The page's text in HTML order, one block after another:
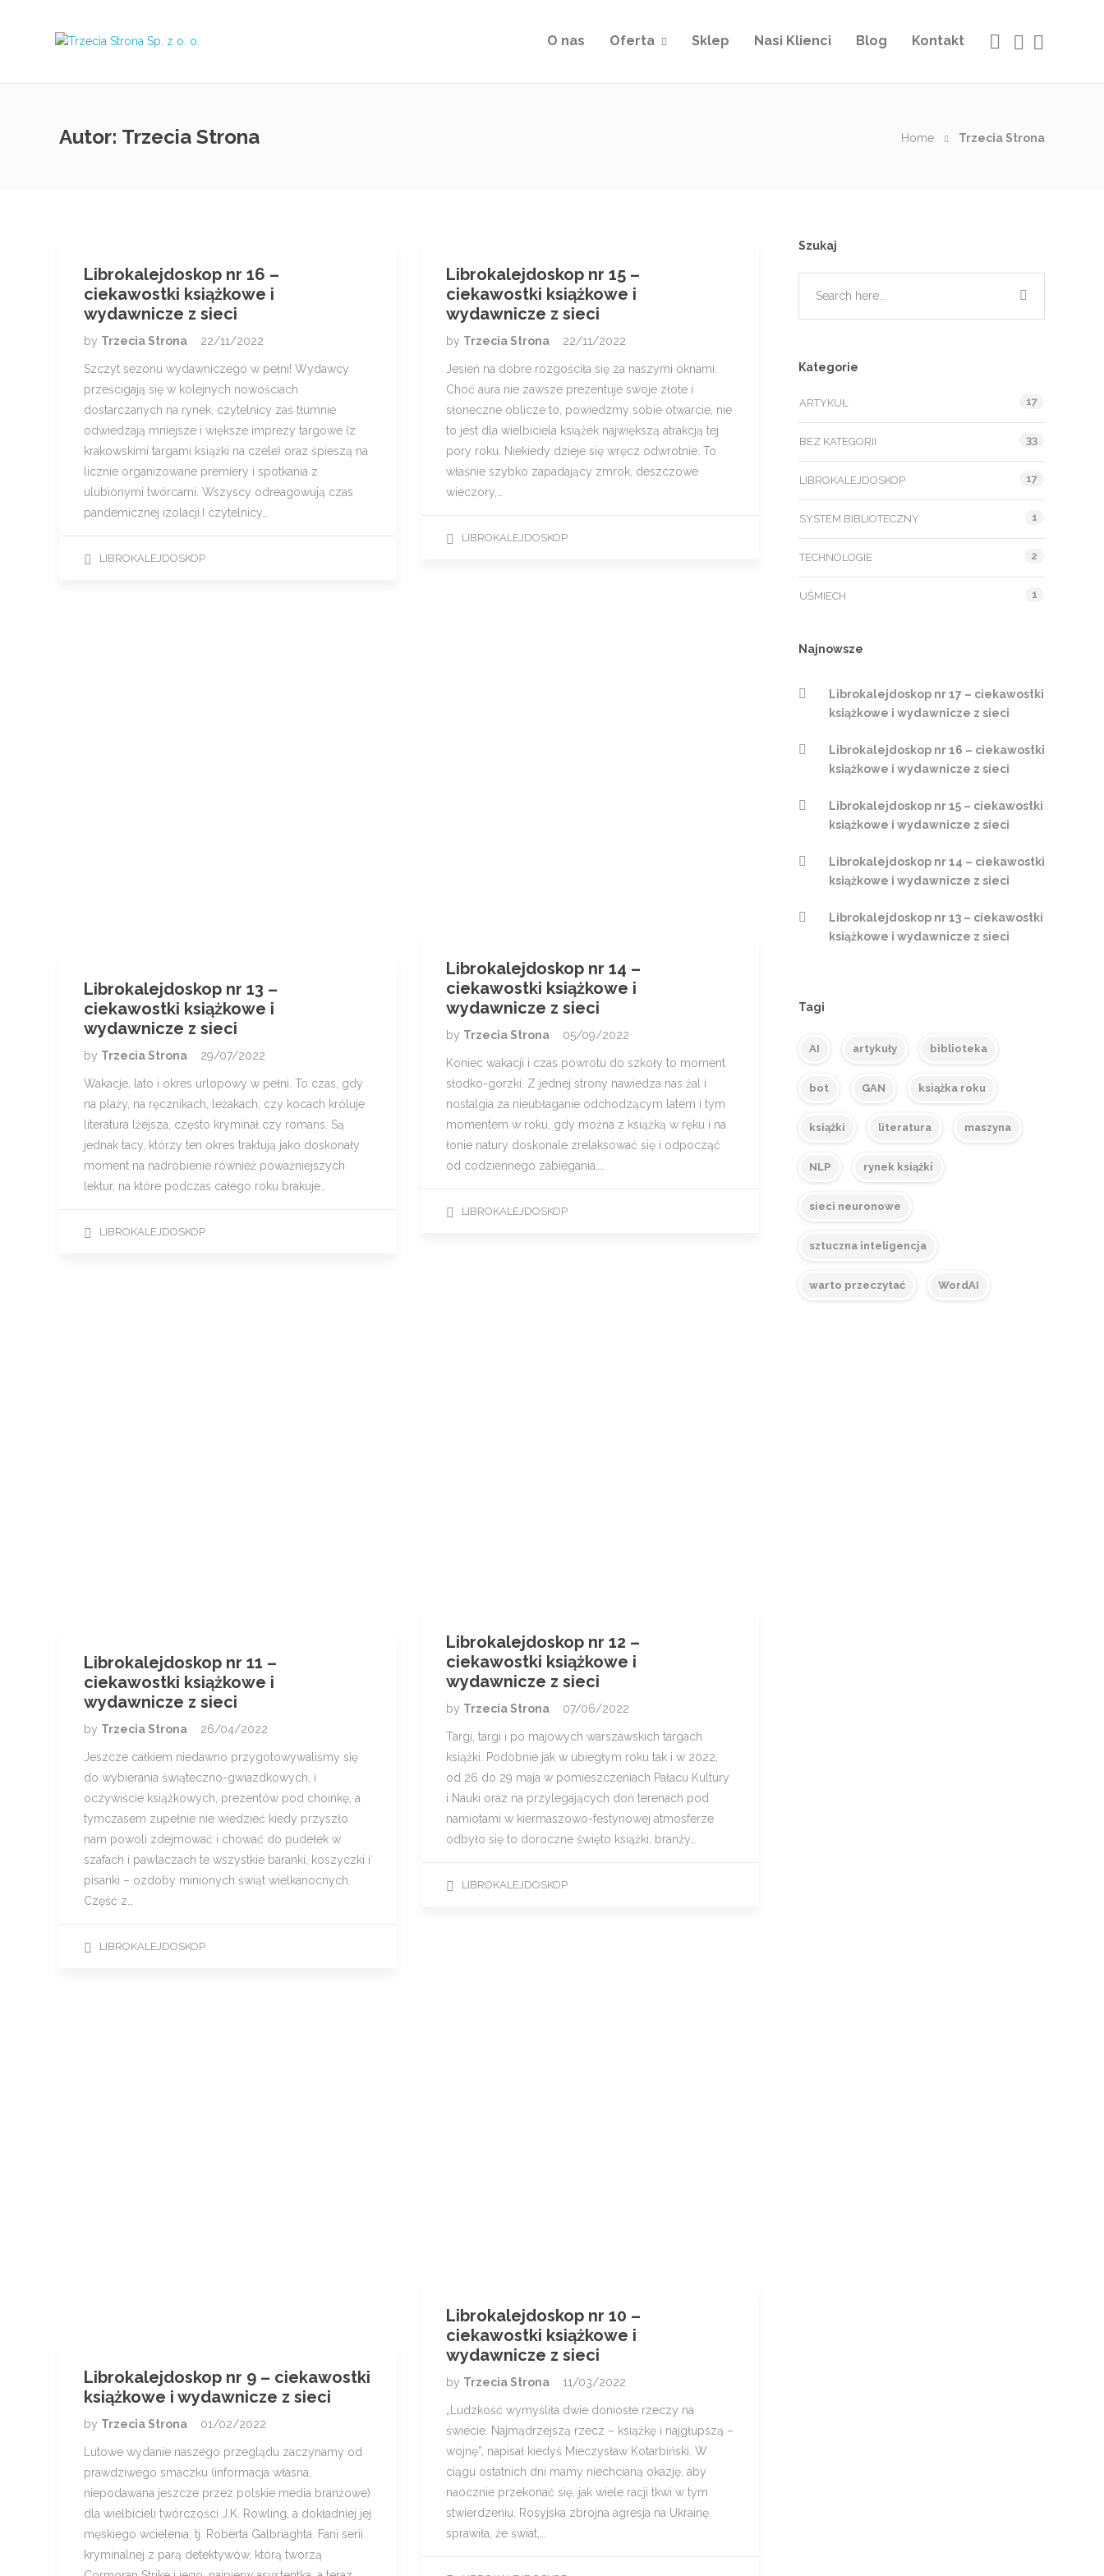
O nas Oferta Sklep Nasi Klienci Blog Kontakt
Autor: Trzecia Strona Home Trzecia Strona
Librokalejdoskop nr 16 –
ciekawostki książkowe i
wydawnicze z sieci
by Trzecia Strona 22/11/2022
Szczyt sezonu wydawniczego w pełni! Wydawcy
prześcigają się w kolejnych nowościach
dostarczanych na rynek, czytelnicy zaś tłumnie
odwiedzają mniejsze i większe imprezy targowe (z
krakowskimi targami książki na czele) oraz śpieszą na
licznie organizowane premiery i spotkania z
ulubionymi twórcami. Wszyscy odreagowują czas
pandemicznej izolacji.I czytelnicy…
LIBROKALEJDOSKOP
Librokalejdoskop nr 15 –
ciekawostki książkowe i
wydawnicze z sieci
by Trzecia Strona 22/11/2022
Jesień na dobre rozgościła się za naszymi oknami.
Choć aura nie zawsze prezentuje swoje złote i
słoneczne oblicze to, powiedzmy sobie otwarcie, nie
to jest dla wielbiciela książek największą atrakcją tej
pory roku. Niekiedy dzieje się wręcz odwrotnie. To
właśnie szybko zapadający zmrok, deszczowe
wieczory,…
LIBROKALEJDOSKOP
Librokalejdoskop nr 14 –
ciekawostki książkowe i
wydawnicze z sieci
by Trzecia Strona 05/09/2022
Koniec wakacji i czas powrotu do szkoły to moment
słodko-gorzki. Z jednej strony nawiedza nas żal i
nostalgia za nieubłaganie odchodzącym latem i tym
momentem w roku, gdy można z książką w ręku i na
łonie natury doskonale zrelaksować się i odpocząć
od codziennego zabiegania….
LIBROKALEJDOSKOP
Librokalejdoskop nr 13 –
ciekawostki książkowe i
wydawnicze z sieci
by Trzecia Strona 29/07/2022
Wakacje, lato i okres urlopowy w pełni. To czas, gdy
na plaży, na ręcznikach, leżakach, czy kocach króluje
literatura lżejsza, często kryminał czy romans. Są
jednak tacy, którzy ten okres traktują jako doskonały
moment na nadrobienie również poważniejszych
lektur, na które podczas całego roku brakuje…
LIBROKALEJDOSKOP
Librokalejdoskop nr 12 –
ciekawostki książkowe i
wydawnicze z sieci
by Trzecia Strona 07/06/2022
Targi, targi i po majowych warszawskich targach
książki. Podobnie jak w ubiegłym roku tak i w 2022,
od 26 do 29 maja w pomieszczeniach Pałacu Kultury
i Nauki oraz na przylegających doń terenach pod
namiotami w kiermaszowo-festynowej atmosferze
odbyło się to doroczne święto książki, branży…
LIBROKALEJDOSKOP
Librokalejdoskop nr 11 –
ciekawostki książkowe i
wydawnicze z sieci
by Trzecia Strona 26/04/2022
Jeszcze całkiem niedawno przygotowywaliśmy się
do wybierania świąteczno-gwiazdkowych, i
oczywiście książkowych, prezentów pod choinkę, a
tymczasem zupełnie nie wiedzieć kiedy przyszło
nam powoli zdejmować i chować do pudełek w
szafach i pawlaczach te wszystkie baranki, koszyczki i
pisanki – ozdoby minionych świąt wielkanocnych.
Część z…
LIBROKALEJDOSKOP
Librokalejdoskop nr 10 –
ciekawostki książkowe i
wydawnicze z sieci
by Trzecia Strona 11/03/2022
„Ludzkość wymyśliła dwie doniosłe rzeczy na
świecie. Najmądrzejszą rzecz – książkę i najgłupszą –
wojnę”, napisał kiedyś Mieczysław Kotarbiński. W
ciągu ostatnich dni mamy niechcianą okazję, aby
naocznie przekonać się, jak wiele racji tkwi w tym
stwierdzeniu. Rosyjska zbrojna agresja na Ukrainę
sprawiła, że świat,…
Librokalejdoskop nr 9 – ciekawostki
książkowe i wydawnicze z sieci
by Trzecia Strona 01/02/2022
Lutowe wydanie naszego przeglądu zaczynamy od
prawdziwego smaczku (informacja własna,
niepodawana jeszcze przez polskie media branżowe)
dla wielbicieli twórczości J.K. Rowling, a dokładniej jej
męskiego wcielenia, tj. Roberta Galbriaghta. Fani serii
kryminalnej z parą detektywów, którą tworzą
Szukaj
Kategorie
ARTYKUŁ 17
BEZ KATEGORII 33
LIBROKALEJDOSKOP 17
SYSTEM BIBLIOTECZNY 1
TECHNOLOGIE 2
UŚMIECH 1
Najnowsze
Librokalejdoskop nr 17 – ciekawostki
książkowe i wydawnicze z sieci
Librokalejdoskop nr 16 – ciekawostki
książkowe i wydawnicze z sieci
Librokalejdoskop nr 15 – ciekawostki
książkowe i wydawnicze z sieci
Librokalejdoskop nr 14 – ciekawostki
książkowe i wydawnicze z sieci
Librokalejdoskop nr 13 – ciekawostki
książkowe i wydawnicze z sieci
Tagi
AI artykuły biblioteka
bot GAN książka roku
książki literatura maszyna
NLP rynek książki
sieci neuronowe
sztuczna inteligencja
warto przeczytać WordAI